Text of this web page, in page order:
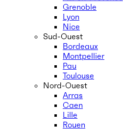
Grenoble
Lyon
Nice
Sud-Ouest
Bordeaux
Montpellier
Pau
Toulouse
Nord-Ouest
Arras
Caen
Lille
Rouen